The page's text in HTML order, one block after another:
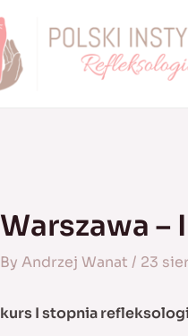
Warszawa –
By Andrzej Wanat / 23
kurs I stopnia